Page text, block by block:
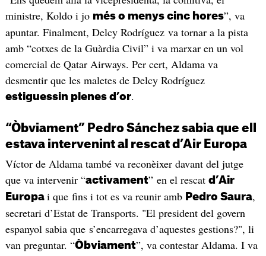
ministre, Koldo i jo més o menys cinc hores”, va
apuntar. Finalment, Delcy Rodríguez va tornar a la pista
amb “cotxes de la Guàrdia Civil” i va marxar en un vol
comercial de Qatar Airways. Per cert, Aldama va
desmentir que les maletes de Delcy Rodríguez
estiguessin plenes d’or.
“Òbviament” Pedro Sánchez sabia que ell
estava intervenint al rescat d’Air Europa
Víctor de Aldama també va reconèixer davant del jutge
que va intervenir “activament” en el rescat d’Air
Europa i que fins i tot es va reunir amb Pedro Saura,
secretari d’Estat de Transports. "El president del govern
espanyol sabia que s’encarregava d’aquestes gestions?", li
van preguntar. “Òbviament”, va contestar Aldama. I va